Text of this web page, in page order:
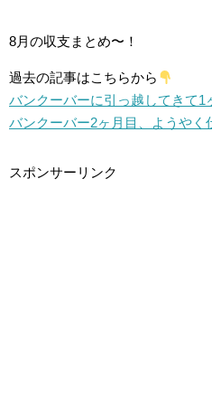
8月の収支まとめ〜！
過去の記事はこちらから
バンクーバーに引っ越してきて1
バンクーバー2ヶ月目、ようやく
スポンサーリンク